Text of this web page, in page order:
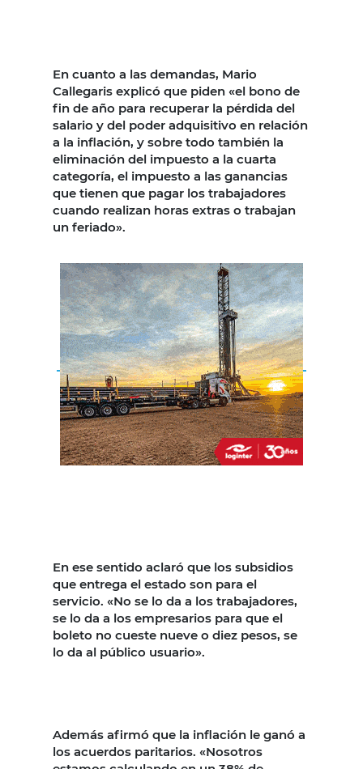
En cuanto a las demandas, Mario
Callegaris explicó que piden «el bono de
fin de año para recuperar la pérdida del
salario y del poder adquisitivo en relación
a la inflación, y sobre todo también la
eliminación del impuesto a la cuarta
categoría, el impuesto a las ganancias
que tienen que pagar los trabajadores
cuando realizan horas extras o trabajan
un feriado».
En ese sentido aclaró que los subsidios
que entrega el estado son para el
servicio. «No se lo da a los trabajadores,
se lo da a los empresarios para que el
boleto no cueste nueve o diez pesos, se
lo da al público usuario».
Además afirmó que la inflación le ganó a
los acuerdos paritarios. «Nosotros